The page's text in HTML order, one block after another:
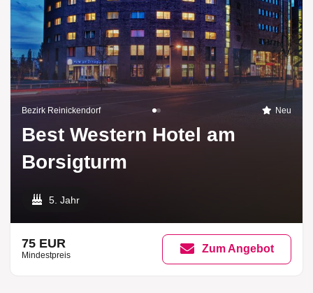
Bezirk Reinickendorf Neu
Best Western Hotel am
Borsigturm
5. Jahr
75 EUR
Mindestpreis
Zum Angebot